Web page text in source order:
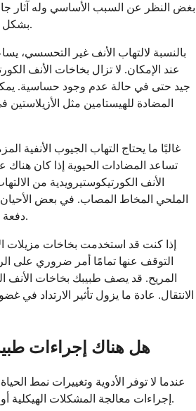
بغض النظر عن السبب الأساسي وله آثار
بشكل صحيح باستخدام ماء معقم.
بالنسبة لالتهاب الأنف غير التحسسي،
عند الإمكان. لا تزال بخاخات الأنف
جيد حتى في حالة عدم وجود حساسية.
المضادة للهيستامين مثل الأزيلاستين
غالبًا ما يحتاج التهاب الجيوب الأنفية
تساعد المضادات الحيوية إذا كان هناك
الأنف الكورتيكوستيرويدية من
الملحي المخاط المصاب. في بعض الأحيان
دفعة عندما يكون الالتهاب شديدًا.
إذا كنت قد استخدمت بخاخات مزيلات
التوقف عنها تمامًا أمر ضروري على
المريح. قد يصف طبيبك بخاخات الأنف
الانتقال. عادة ما يزول تأثير الارتداد في
هل هناك إجراءات طبية
عندما لا توفر الأدوية وتغييرات نمط
إجراءات معالجة المشكلات الهيكلية أو الالتهابات المزمنة مباشرة.